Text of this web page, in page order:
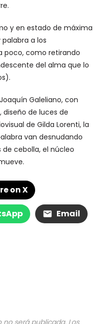
y en estado de máxima
a los
poco, como retirando
del alma que lo
Galeliano, con
de luces de
de Gilda Lorenti, la
van desnudando
cebolla, el núcleo
on X
Email